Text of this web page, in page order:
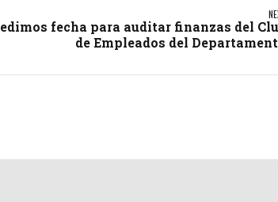
fecha para auditar finanzas del
de Empleados del